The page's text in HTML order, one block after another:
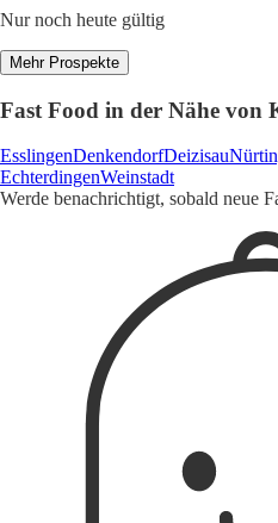
Nur noch heute gültig
Mehr Prospekte
Fast Food in der Nähe von
EsslingenDenkendorfDeizisau
EchterdingenWeinstadt
Werde benachrichtigt, sobald neue